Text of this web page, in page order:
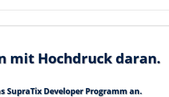
mit Hochdruck daran.
SupraTix Developer Programman.